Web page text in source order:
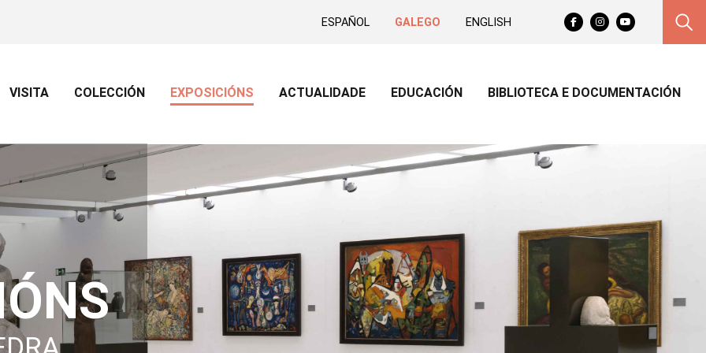
ESPAÑOL GALEGO ENGLISH FacebookInstagram
VISITA COLECCIÓN EXPOSICIÓNS ACTUALIDADE EDUCACIÓN BIBLIOTECA E DOCUMENTACIÓN